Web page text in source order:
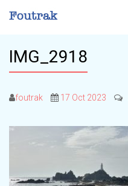
IMG_2918
foutrak 17 Oct 2023